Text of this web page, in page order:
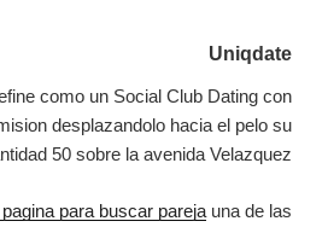
Uniqdate
como un Social Club Dating con
desplazandolo hacia el pelo su
50 sobre la avenida Velazquez.
para buscar pareja una de las